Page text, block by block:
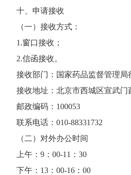
十、申请接收
（一）接收方式：
1.窗口接收；
2.信函接收。
接收部门：国家药品监督管理局
接收地址：北京市西城区宣武门
邮政编码：100053
联系电话：010-88331732
（二）对外办公时间
上午：9：00-11：30
下午：13：00-16：00